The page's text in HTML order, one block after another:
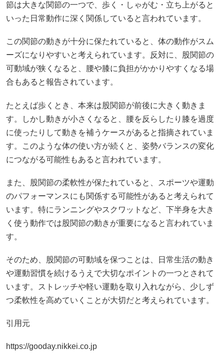
節は大きな関節の一つで、歩く・しゃがむ・立ち上がると
いった日常動作に深く関係していると言われています。
この関節の動きが十分に保たれていると、体の動作がスム
ーズになりやすいと考えられています。反対に、股関節の
可動域が狭くなると、腰や膝に負担がかかりやすくなる場
合もあると報告されています。
たとえば歩くとき、本来は股関節が前後に大きく動きま
す。しかし動きが小さくなると、腰を反らしたり膝を過度
に使ったりして動きを補うケースがあると指摘されていま
す。このような体の使い方が続くと、姿勢バランスの変化
につながる可能性もあると言われています。
また、股関節の柔軟性が保たれていると、スポーツや運動
のパフォーマンスにも関係する可能性があると考えられて
います。特にランニングやスクワットなど、下半身を大き
く使う動作では股関節の動きが重要になると言われていま
す。
そのため、股関節の可動域を保つことは、日常生活の動き
や運動習慣を続けるうえで大切なポイントの一つとされて
います。ストレッチや軽い運動を取り入れながら、少しず
つ柔軟性を高めていくことが大切だと考えられています。
引用元
https://gooday.nikkei.co.jp